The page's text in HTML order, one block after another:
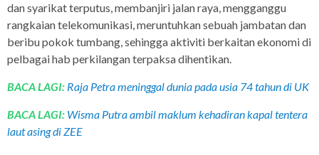
dan syarikat terputus, membanjiri jalan raya, mengganggu
rangkaian telekomunikasi, meruntuhkan sebuah jambatan dan
beribu pokok tumbang, sehingga aktiviti berkaitan ekonomi di
pelbagai hab perkilangan terpaksa dihentikan.
BACA LAGI: Raja Petra meninggal dunia pada usia 74 tahun di UK
BACA LAGI: Wisma Putra ambil maklum kehadiran kapal tentera
laut asing di ZEE